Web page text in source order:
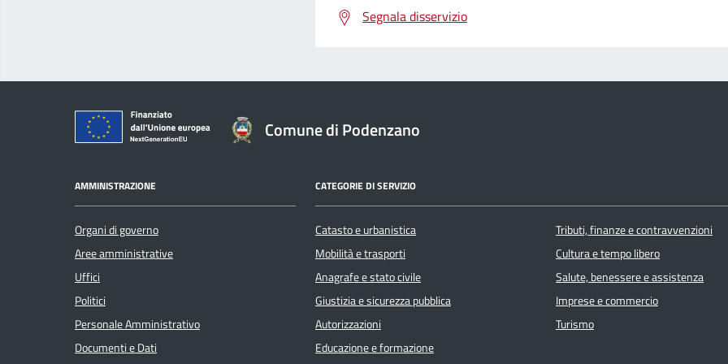
Segnala disservizio
Comune di Podenzano
AMMINISTRAZIONE
Organi di governo
Aree amministrative
Uffici
Politici
Personale Amministrativo
Documenti e Dati
CATEGORIE DI SERVIZIO
Catasto e urbanistica
Mobilità e trasporti
Anagrafe e stato civile
Giustizia e sicurezza pubblica
Autorizzazioni
Educazione e formazione
Tributi, finanze e contravvenzioni
Cultura e tempo libero
Salute, benessere e assistenza
Imprese e commercio
Turismo